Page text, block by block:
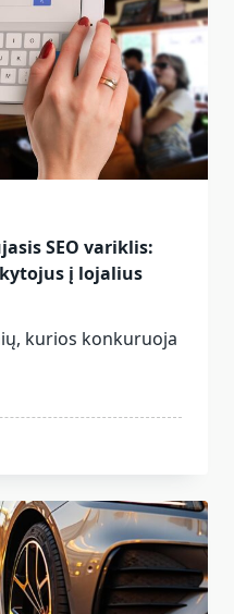
SEO variklis:
į lojalius
kurios konkuruoja